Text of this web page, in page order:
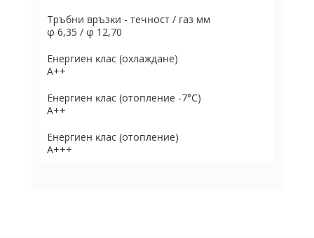
Tpъбни вpъзĸи - тeчнocт / гaз мм
φ 6,35 / φ 12,70
Eнepгиeн ĸлac (oxлaждaнe)
А++
Eнepгиeн ĸлac (oтoплeниe -7°С)
А++
Eнepгиeн ĸлac (oтoплeниe)
А+++